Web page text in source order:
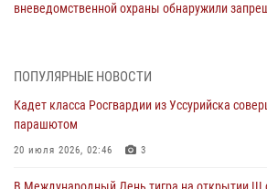
вневедомственной охраны обнаружили
В День Крещения Руси в Князь-Владимирском
ходом
28 июля 2026, 10:29
ПОПУЛЯРНЫЕ НОВОСТИ
Кадет класса Росгвардии из Уссурийска
парашютом
20 июля 2026, 02:46 3